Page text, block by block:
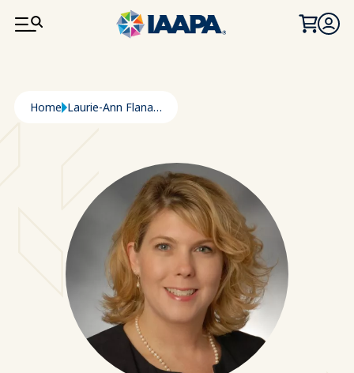
PASAR AL CONTENIDO PRINCIPAL
Ruta de navegación
Home Laurie-Ann Flanagan